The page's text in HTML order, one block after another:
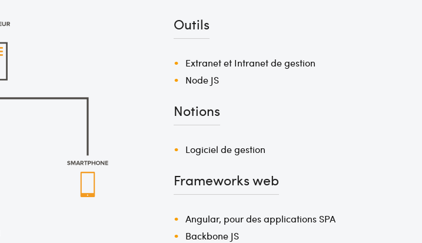
Outils
Extranet et Intranet de gestion
Node JS
Notions
Logiciel de gestion
Frameworks web
Angular, pour des applications SPA
Backbone JS